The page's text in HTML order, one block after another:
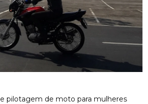
pilotagem de moto para mulheres